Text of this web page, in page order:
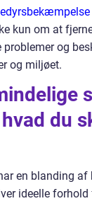
kun om at
og
og miljøet.
du
en blanding af
ideelle